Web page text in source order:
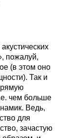
пожалуй,
(в этом оно
Так и
чем больше
Ведь,
для
зачастую